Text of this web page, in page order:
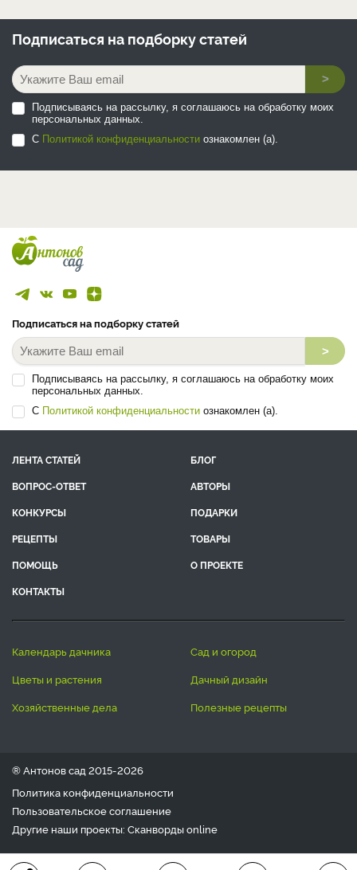
Подписаться на подборку статей
>
Подписываясь на рассылку, я соглашаюсь на обработку моих
персональных данных.
С Политикой конфиденциальности ознакомлен (а).
Подписаться на подборку статей
>
Подписываясь на рассылку, я соглашаюсь на обработку моих
персональных данных.
С Политикой конфиденциальности ознакомлен (а).
ЛЕНТА СТАТЕЙ
БЛОГ
ВОПРОС-ОТВЕТ
АВТОРЫ
КОНКУРСЫ
ПОДАРКИ
РЕЦЕПТЫ
ТОВАРЫ
ПОМОЩЬ
О ПРОЕКТЕ
КОНТАКТЫ
календарь дачника
сад и огород
цветы и растения
дачный дизайн
хозяйственные дела
полезные рецепты
® Антонов сад 2015-2026
Политика конфиденциальности
Пользовательское соглашение
Другие наши проекты: Сканвордыonline
Любое использование материала допускается только с